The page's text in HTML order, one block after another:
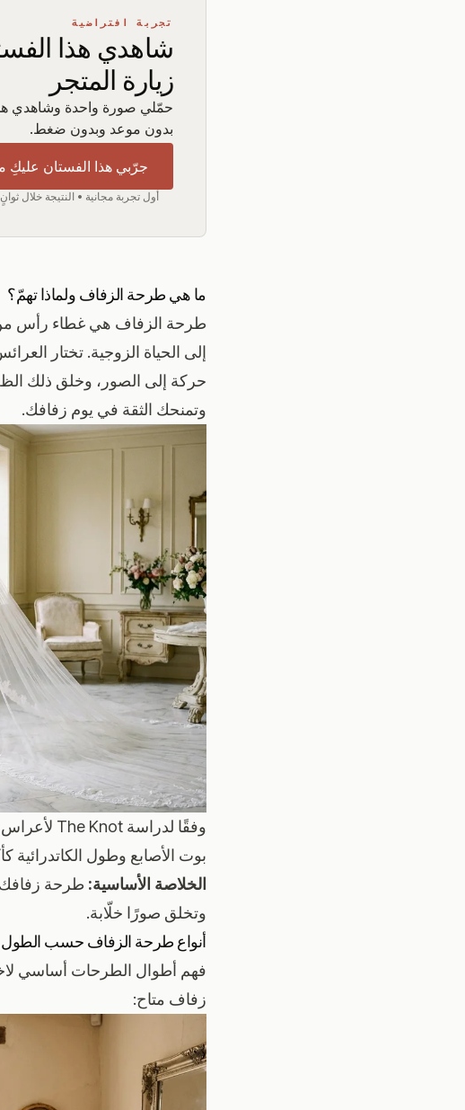
تجربة افتراضية
شاهدي هذا
زيارة المتجر
حمّلي صورة واحدة وشاهدي
بدون موعد وبدون ضغط.
جرّبي هذا الفستان عليكِ
أول تجربة مجانية • النتيجة خلال ثوانٍ
ما هي طرحة الزفاف ولماذا تهمّ؟
طرحة الزفاف هي غطاء رأس من
إلى الحياة الزوجية. تختار
حركة إلى الصور، وخلق ذلك
وتمنحك الثقة في يوم زفافك.
بوت الأصابع وطول الكاتدرائية
الخلاصة الأساسية: طرحة زفافك
وتخلق صورًا خلّابة.
أنواع طرحة الزفاف حسب الطول
فهم أطوال الطرحات أساسي
زفاف متاح: